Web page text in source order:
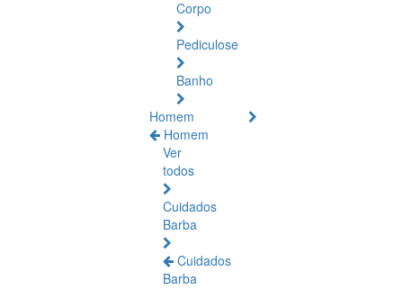
Corpo
Pediculose
Banho
Homem
Homem
Ver
todos
Cuidados
Barba
Cuidados
Barba